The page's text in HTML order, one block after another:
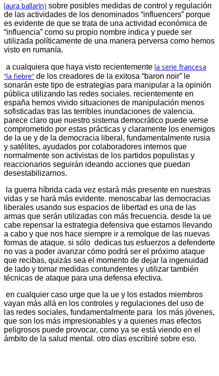
laura ballarín) sobre posibles medidas de control y regulación
de las actividades de los denominados “influencers” porque
es evidente de que se trata de una actividad económica de
“influencia” como su propio nombre indica y puede ser
utilizada políticamente de una manera perversa como hemos
visto en rumanía.
a cualquiera que haya visto recientemente la serie francesa
“la fiebre” de los creadores de la exitosa “baron noir” le
sonarán este tipo de estrategias para manipular a la opinión
pública utilizando las redes sociales. recientemente en
españa hemos vivido situaciones de manipulación menos
sofisticadas tras las terribles inundaciones de valencia.
parece claro que nuestro sistema democrático puede verse
comprometido por estas prácticas y claramente los enemigos
de la ue y de la democracia liberal, fundamentalmente rusia
y satélites, ayudados por colaboradores internos que
normalmente son activistas de los partidos populistas y
reaccionarios seguirán ideando acciones que puedan
desestabilizarnos.
la guerra híbrida cada vez estará más presente en nuestras
vidas y se hará más evidente. menoscabar las democracias
liberales usando sus espacios de libertad es una de las
armas que serán utilizadas con más frecuencia. desde la ue
cabe repensar la estrategia defensiva que estamos llevando
a cabo y que nos hace siempre ir a remolque de las nuevas
formas de ataque. si sólo dedicas tus esfuerzos a defenderte
no vas a poder avanzar cómo podrá ser el próximo ataque
que recibas, quizás sea el momento de dejar la ingenuidad
de lado y tomar medidas contundentes y utilizar también
técnicas de ataque para una defensa efectiva.
en cualquier caso urge que la ue y los estados miembros
vayan más allá en los controles y regulaciones del uso de
las redes sociales, fundamentalmente para los más jóvenes,
que son los más impresionables y a quienes mas efectos
peligrosos puede provocar, como ya se está viendo en el
ámbito de la salud mental. otro días escribiré sobre eso.